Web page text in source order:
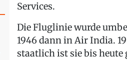
Services.
Die Fluglinie wurde
1946 dann in Air India.
staatlich ist sie bis